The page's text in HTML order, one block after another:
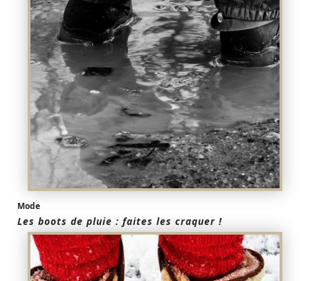
Mode
Les boots de pluie : faites les craquer !